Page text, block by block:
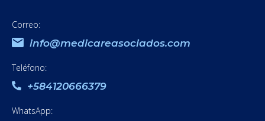
Correo:
info@medicareasociados.com
Teléfono:
+584120666379
WhatsApp: